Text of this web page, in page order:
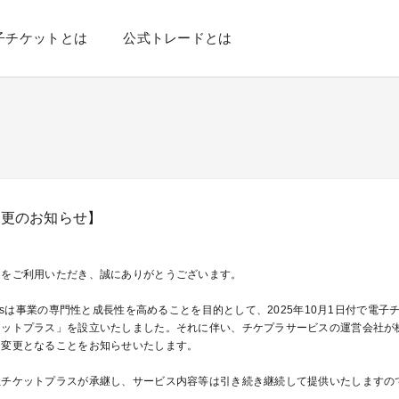
チケットとは 公式トレードとは
のお知らせ】
ご利用いただき、誠にありがとうございます。
事業の専門性と成長性を高めることを目的として、2025年10月1日付で電子
トプラス」を設立いたしました。それに伴い、チケプラサービスの運営会社
更となることをお知らせいたします。
ケットプラスが承継し、サービス内容等は引き続き継続して提供いたします